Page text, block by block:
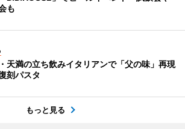
も
天満の立ち飲みイタリアンで「父の味」再現
刻パスタ
もっと見る